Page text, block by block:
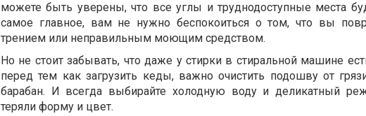
можете быть уверены, что все углы и труднодоступные места
самое главное, вам не нужно беспокоиться о том, что вы
трением или неправильным моющим средством.
Но не стоит забывать, что даже у стирки в стиральной машине
перед тем как загрузить кеды, важно очистить подошву от
барабан. И всегда выбирайте холодную воду и деликатный
теряли форму и цвет.